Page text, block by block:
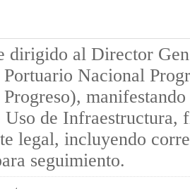
dirigido al Director
Portuario Nacional
Uso de Infraestructura,
legal, incluyendo
seguimiento.